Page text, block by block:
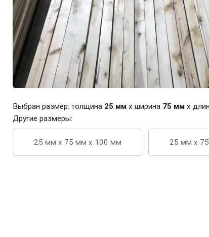
Выбран размер: толщина 25 мм x ширина 75 мм x
Другие размеры:
25 мм x 75 мм x 100 мм 25 мм x